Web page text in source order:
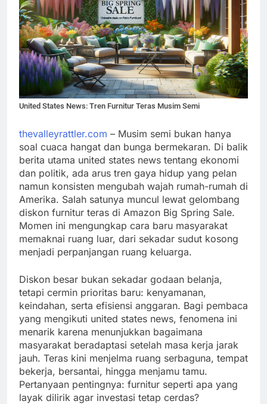
United States News: Tren Furnitur Teras Musim Semi
thevalleyrattler.com – Musim semi bukan hanya
soal cuaca hangat dan bunga bermekaran. Di balik
berita utama united states news tentang ekonomi
dan politik, ada arus tren gaya hidup yang pelan
namun konsisten mengubah wajah rumah-rumah di
Amerika. Salah satunya muncul lewat gelombang
diskon furnitur teras di Amazon Big Spring Sale.
Momen ini mengungkap cara baru masyarakat
memaknai ruang luar, dari sekadar sudut kosong
menjadi perpanjangan ruang keluarga.
Diskon besar bukan sekadar godaan belanja,
tetapi cermin prioritas baru: kenyamanan,
keindahan, serta efisiensi anggaran. Bagi pembaca
yang mengikuti united states news, fenomena ini
menarik karena menunjukkan bagaimana
masyarakat beradaptasi setelah masa kerja jarak
jauh. Teras kini menjelma ruang serbaguna, tempat
bekerja, bersantai, hingga menjamu tamu.
Pertanyaan pentingnya: furnitur seperti apa yang
layak dilirik agar investasi tetap cerdas?